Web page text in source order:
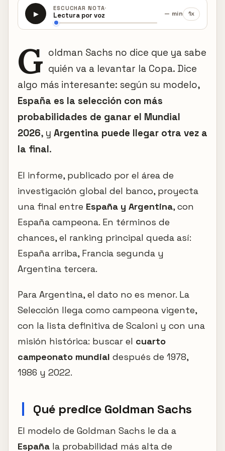
▶
ESCUCHAR NOTA·
Lectura por voz
— min 1x
G oldman Sachs no dice que ya sabe
quién va a levantar la Copa. Dice
algo más interesante: según su modelo,
España es la selección con más
probabilidades de ganar el Mundial
2026, y Argentina puede llegar otra vez a
la final.
El informe, publicado por el área de
investigación global del banco, proyecta
una final entre España y Argentina, con
España campeona. En términos de
chances, el ranking principal queda así:
España arriba, Francia segunda y
Argentina tercera.
Para Argentina, el dato no es menor. La
Selección llega como campeona vigente,
con la lista definitiva de Scaloni y con una
misión histórica: buscar el cuarto
campeonato mundial después de 1978,
1986 y 2022.
Qué predice Goldman Sachs
El modelo de Goldman Sachs le da a
España la probabilidad más alta de